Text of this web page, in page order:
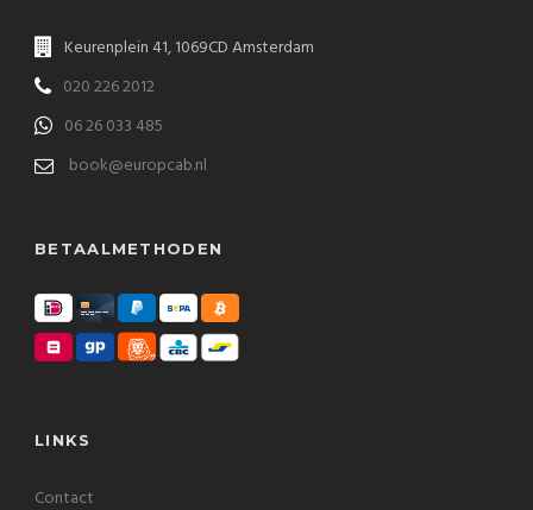
Keurenplein 41, 1069CD Amsterdam
020 226 2012
06 26 033 485
book@europcab.nl
BETAALMETHODEN
LINKS
Contact